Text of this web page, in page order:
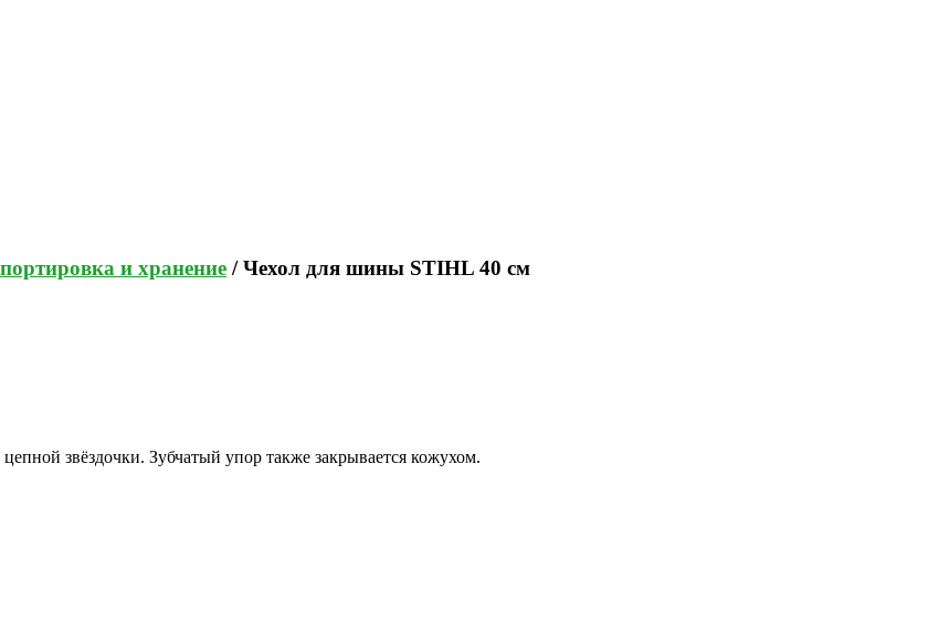
и хранение / Чехол для шины STIHL 40 см
звёздочки. Зубчатый упор также закрывается кожухом.